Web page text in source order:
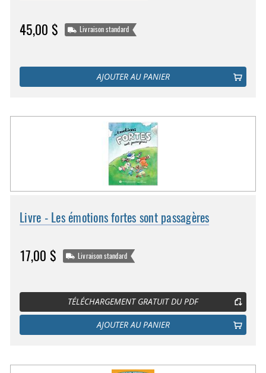
45,00 $ Livraison standard
AJOUTER AU PANIER
Livre - Les émotions fortes sont passagères
17,00 $ Livraison standard
TÉLÉCHARGEMENT GRATUIT DU PDF
AJOUTER AU PANIER